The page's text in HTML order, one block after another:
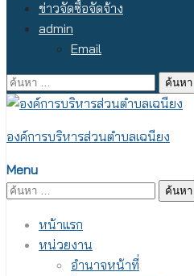
ข่าวจัดซื้อจัดจ้าง
admin
Email
ค้นหา
สำหรับ:
องค์การบริหารส่วนตำบลเฉนียง
Menu
ค้นหา
หน้าแรก
หน่วยงาน
อำนาจหน้าที่